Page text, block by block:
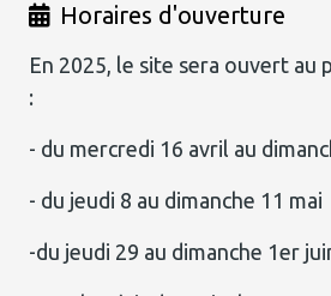
Horaires d'ouverture
En 2025, le site sera ouvert au
:
- du mercredi 16 avril au
- du jeudi 8 au dimanche 11 mai
-du jeudi 29 au dimanche 1er